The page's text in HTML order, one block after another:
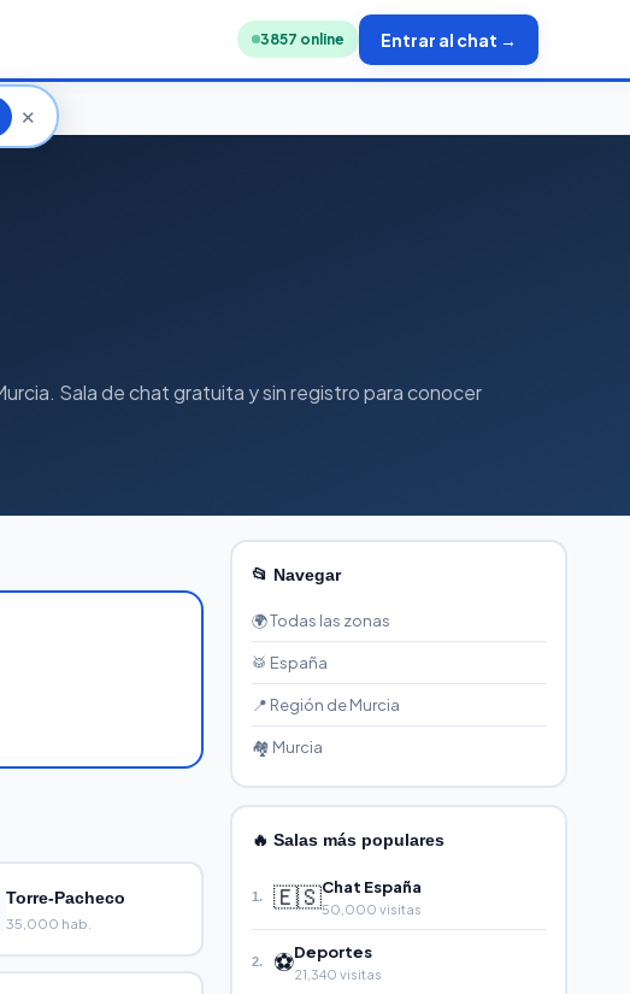
3841 online Entrar al chat →
Sala de chat gratuita y sin registro para conocer
Torre-Pacheco
35,000 hab.
📂 Navegar
🌍 Todas las zonas
🥁 España
📍 Región de Murcia
🏘️ Murcia
🔥 Salas más populares
1. 🇪🇸Chat España
50,000 visitas
2. ⚽Deportes
21,340 visitas
✕